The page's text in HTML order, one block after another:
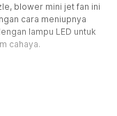
blower mini jet fan ini
cara meniupnya
lampu LED untuk
cahaya.